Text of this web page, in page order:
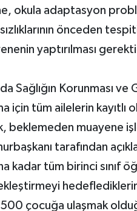
okula adaptasyon
önceden
yaptırılması
Sağlığın Korunması
için tüm ailelerin kayıtlı
beklemeden muayene
tarafından
kadar tüm birinci sınıf
çocuğa ulaşmak